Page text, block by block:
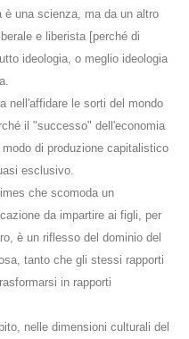
è una scienza, ma da un altro
e liberista [perché di
ideologia, o meglio ideologia
nell'affidare le sorti del mondo
il "successo" dell'economia
di produzione capitalistico
esclusivo.
che scomoda un
da impartire ai figli, per
è un riflesso del dominio del
tanto che gli stessi rapporti
in rapporti
nelle dimensioni culturali del